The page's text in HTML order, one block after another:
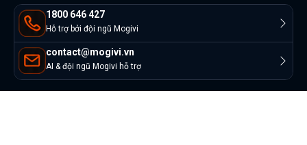
1800 646 427
Hỗ trợ bởi đội ngũ Mogivi
contact@mogivi.vn
AI & đội ngũ Mogivi hỗ trợ